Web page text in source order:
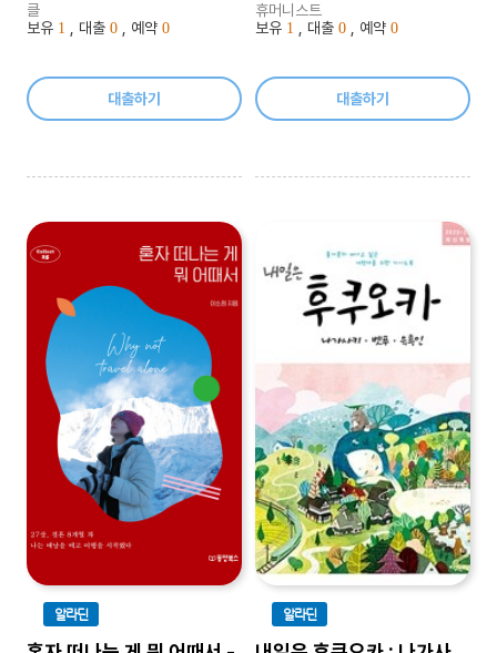
클
보유 1 , 대출 0 , 예약 0
대출하기
휴머니스트
보유 1 , 대출 0 , 예약 0
대출하기
알라딘 알라딘